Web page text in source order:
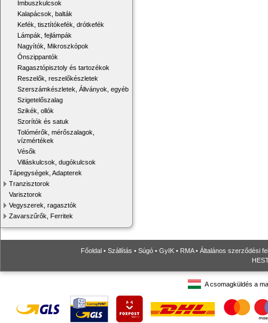
Imbuszkulcsok
Kalapácsok, balták
Kefék, tisztítókefék, drótkefék
Lámpák, fejlámpák
Nagyítók, Mikroszkópok
Ónszippantók
Ragasztópisztoly és tartozékok
Reszelők, reszelőkészletek
Szerszámkészletek, Állványok, egyéb
Szigetelőszalag
Szikék, ollók
Szorítók és satuk
Tolómérők, mérőszalagok,
vízmértékek
Vésők
Villáskulcsok, dugókulcsok
Tápegységek, Adapterek
Tranzisztorok
Varisztorok
Vegyszerek, ragasztók
Zavarszűrők, Ferritek
Főoldal • Szállítás • Súgó • GyIK • RMA• Általános szerződési
A csomagküldés a